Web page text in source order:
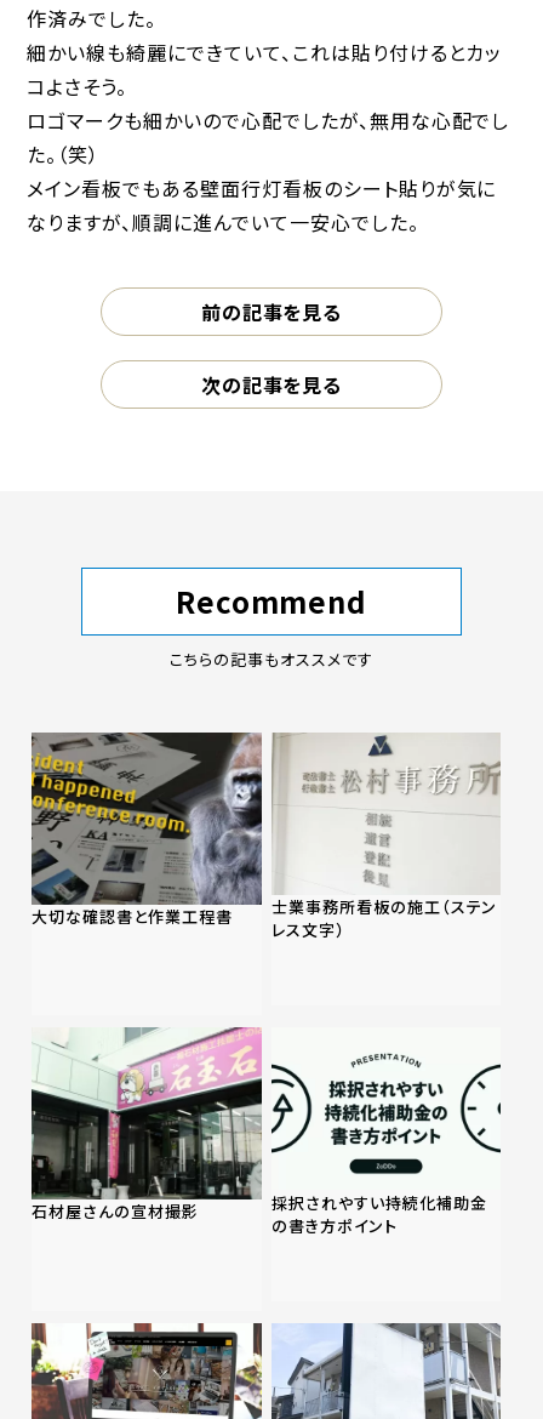
作済みでした。
細かい線も綺麗にできていて、これは貼り付けるとカッ
コよさそう。
ロゴマークも細かいので心配でしたが、無用な心配でし
た。（笑）
メイン看板でもある壁面行灯看板のシート貼りが気に
なりますが、順調に進んでいて一安心でした。
前の記事を見る
次の記事を見る
Recommend
こちらの記事もオススメです
大切な確認書と作業工程書
士業事務所看板の施工（ステン
レス文字）
石材屋さんの宣材撮影
採択されやすい持続化補助金
の書き方ポイント